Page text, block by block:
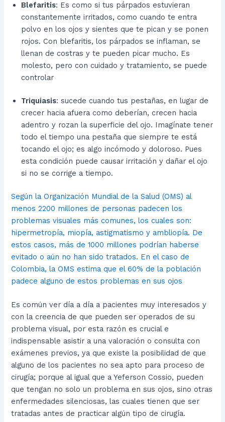
Blefaritis: Es como si tus párpados estuvieran
constantemente irritados, como cuando te entra
polvo en los ojos y sientes que te pican y se ponen
rojos. Con blefaritis, los párpados se inflaman, se
llenan de costras y te pueden picar mucho. Es
molesto, pero con cuidado y tratamiento, se puede
controlar
Triquiasis: sucede cuando tus pestañas, en lugar de
crecer hacia afuera como deberían, crecen hacia
adentro y rozan la superficie del ojo. Imagínate tener
todo el tiempo una pestaña que siempre te está
tocando el ojo; es algo incómodo y doloroso. Pues
esta condición puede causar irritación y dañar el ojo
si no se corrige a tiempo.
Según la Organización Mundial de la Salud(OMS) al
menos 2200 millones de personas padecen los
problemas visuales más comunes, los cuales son:
hipermetropía, miopía, astigmatismo y ambliopía. De
estos casos, más de 1000 millones podrían haberse
evitado o aún no han sido tratados. En el caso de
Colombia, la OMS estima que el 60% de la población
padece alguno de estos problemas en sus ojos
Es común ver día a día a pacientes muy interesados y
con la creencia de que pueden ser operados de su
problema visual, por esta razón es crucial e
indispensable asistir a una valoración o consulta con
exámenes previos, ya que existe la posibilidad de que
alguno de los pacientes no sea apto para proceso de
cirugía; porque al igual que a Yeferson Cossio, pueden
que tengan no solo un problema en sus ojos, sino otras
enfermedades silenciosas, las cuales tienen que ser
tratadas antes de practicar algún tipo de cirugía.